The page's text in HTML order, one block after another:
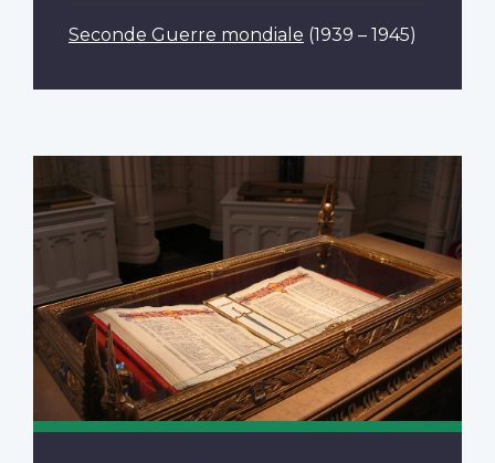
Seconde Guerre mondiale (1939 – 1945)